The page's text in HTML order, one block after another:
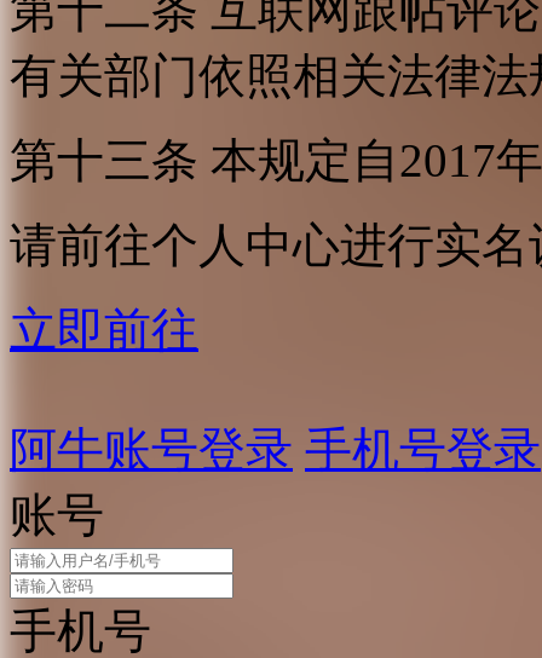
有关部门依照相关法律
第十三条 本规定自2017
请前往个人中心进行实名
立即前往
阿牛账号登录 手机号登录
账号
手机号